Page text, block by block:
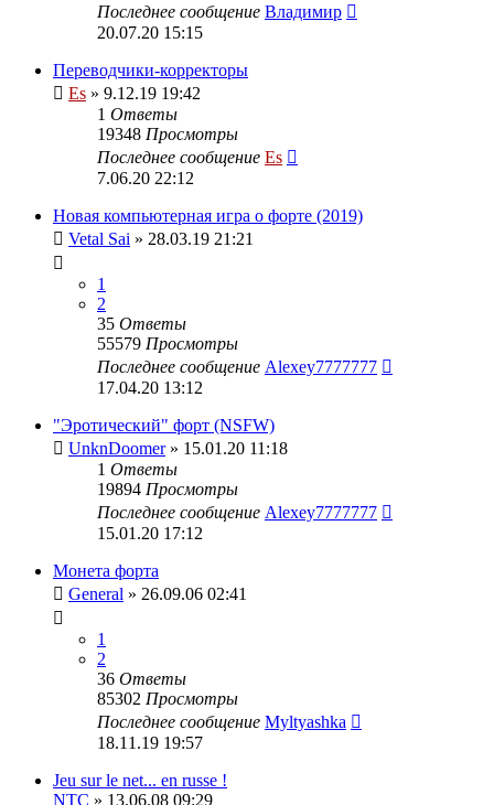
Последнее сообщение Владимир
20.07.20 15:15
Переводчики-корректоры
Es » 9.12.19 19:42
1 Ответы
19348 Просмотры
Последнее сообщение Es
7.06.20 22:12
Новая компьютерная игра о форте (2019)
Vetal Sai » 28.03.19 21:21
1
2
35 Ответы
55579 Просмотры
Последнее сообщение Alexey7777777
17.04.20 13:12
"Эротический" форт (NSFW)
UnknDoomer» 15.01.20 11:18
1 Ответы
19894 Просмотры
Последнее сообщение Alexey7777777
15.01.20 17:12
Монета форта
General » 26.09.06 02:41
1
2
36 Ответы
85302 Просмотры
Последнее сообщение Myltyashka
18.11.19 19:57
Jeu sur le net... en russe !
NTC » 13.06.08 09:29